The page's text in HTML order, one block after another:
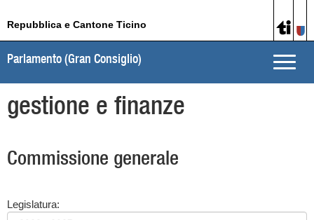
Repubblica e Cantone Ticino
Toggle
Parlamento (Gran Consiglio)
gestione e finanze
Commissione generale
Legislatura: